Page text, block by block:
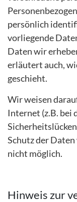
persönlich
vorliegende
Daten wir
erläutert auch,
geschieht.
Wir weisen
Internet (z.B. bei
Schutz der
nicht möglich.
Hinweis zur